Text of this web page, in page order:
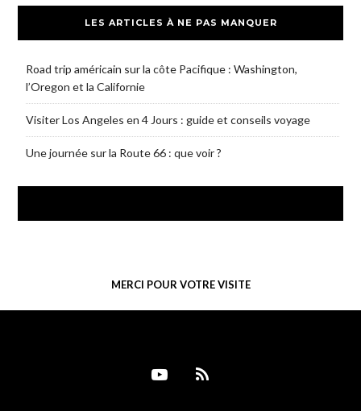
LES ARTICLES À NE PAS MANQUER
Road trip américain sur la côte Pacifique : Washington,
l’Oregon et la Californie
Visiter Los Angeles en 4 Jours : guide et conseils voyage
Une journée sur la Route 66 : que voir ?
MERCI POUR VOTRE VISITE